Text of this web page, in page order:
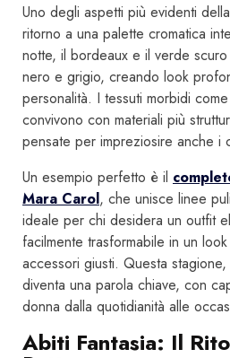
Uno degli aspetti più evidenti
ritorno a una palette cromatica
notte, il bordeaux e il verde
nero e grigio, creando look
personalità. I tessuti morbidi
convivono con materiali più
pensate per impreziosire anche i
Un esempio perfetto è il
Mara Carol, che unisce linee
ideale per chi desidera un outfit
facilmente trasformabile in un
accessori giusti. Questa
diventa una parola chiave, con
donna dalla quotidianità alle
Abiti Fantasia: Il